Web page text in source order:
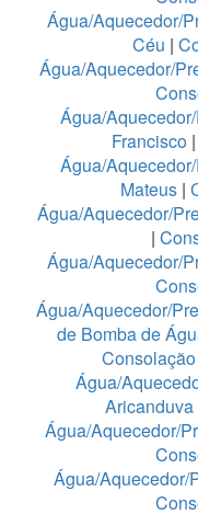
Água/Aquecedor/
Céu |
Água/Aquecedor/
Água/
Francisco |
Água/
Mateus |
Água/Aquecedor/
|
Água/Aquecedor/
Água/Aquecedor/
de Bomba de
Consolação
Água/
Aricanduva
Água/Aquecedor/
Água/Aquecedor/